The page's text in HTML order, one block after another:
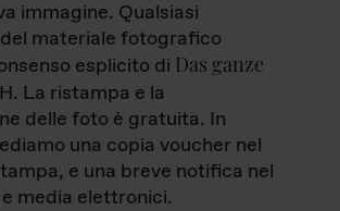
immagine. Qualsiasi
materiale fotografico
esplicito di Das ganze
La ristampa e la
delle foto è gratuita. In
una copia voucher nel
e una breve notifica nel
media elettronici.